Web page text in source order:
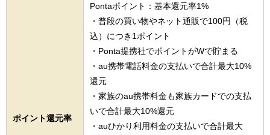
ポイント還元率
Pontaポイント：基本還元率1%
・普段の買い物やネット通販で100円（税
込）につき1ポイント
・Ponta提携社でポイントがWで貯まる
・au携帯電話料金の支払いで合計最大10%
還元
・家族のau携帯料金も家族カードでの支払
いで合計最大10%還元
・auひかり利用料金の支払いで合計最大